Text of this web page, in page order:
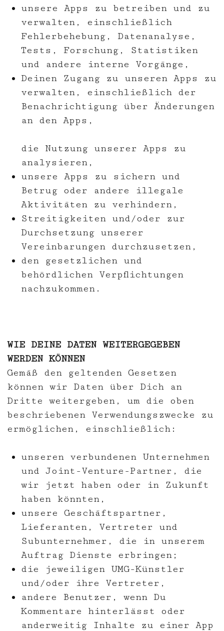
unsere Apps zu betreiben und zu
verwalten, einschließlich
Fehlerbehebung, Datenanalyse,
Tests, Forschung, Statistiken
und andere interne Vorgänge,
Deinen Zugang zu unseren Apps zu
verwalten, einschließlich der
Benachrichtigung über Änderungen
an den Apps,
die Nutzung unserer Apps zu
analysieren,
unsere Apps zu sichern und
Betrug oder andere illegale
Aktivitäten zu verhindern,
Streitigkeiten und/oder zur
Durchsetzung unserer
Vereinbarungen durchzusetzen,
den gesetzlichen und
behördlichen Verpflichtungen
nachzukommen.
WIE DEINE DATEN WEITERGEGEBEN
WERDEN KÖNNEN
Gemäß den geltenden Gesetzen
können wir Daten über Dich an
Dritte weitergeben, um die oben
beschriebenen Verwendungszwecke zu
ermöglichen, einschließlich:
unseren verbundenen Unternehmen
und Joint-Venture-Partner, die
wir jetzt haben oder in Zukunft
haben könnten,
unsere Geschäftspartner,
Lieferanten, Vertreter und
Subunternehmer, die in unserem
Auftrag Dienste erbringen;
die jeweiligen UMG-Künstler
und/oder ihre Vertreter,
andere Benutzer, wenn Du
Kommentare hinterlässt oder
anderweitig Inhalte zu einer App